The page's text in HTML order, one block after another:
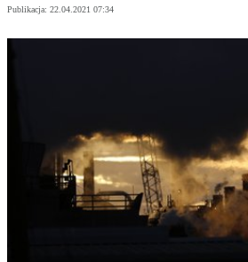
Publikacja: 22.04.2021 07:34